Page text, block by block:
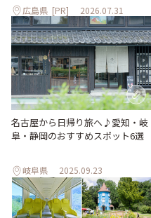
広島県 [PR] 2026.07.31
名古屋から日帰り旅へ♪愛知・岐
阜・静岡のおすすめスポット6選
岐阜県 2025.09.23